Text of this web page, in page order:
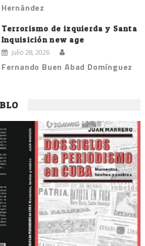
Hernández
Terrorismo de izquierda y Santa
Inquisición new age
julio 28, 2026
Fernando Buen Abad Domínguez